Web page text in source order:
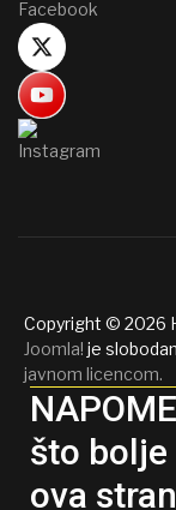
Copyright © 2026
Joomla! je
javnom licencom.
što
ova